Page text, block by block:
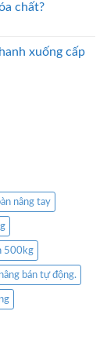
chất?
xuống cấp
nâng tay
500kg
bán tự động.